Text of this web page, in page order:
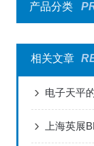
产品分类
相关文章
电子天平
上海英展